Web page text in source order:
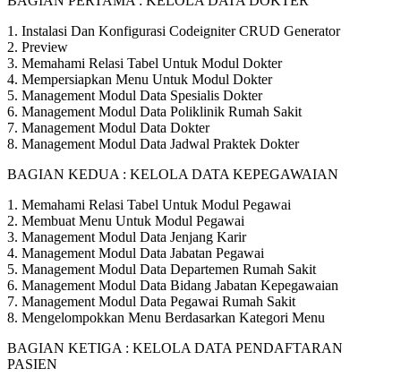
1. Instalasi Dan Konfigurasi Codeigniter CRUD Generator
2. Preview
3. Memahami Relasi Tabel Untuk Modul Dokter
4. Mempersiapkan Menu Untuk Modul Dokter
5. Management Modul Data Spesialis Dokter
6. Management Modul Data Poliklinik Rumah Sakit
7. Management Modul Data Dokter
8. Management Modul Data Jadwal Praktek Dokter
BAGIAN KEDUA : KELOLA DATA KEPEGAWAIAN
1. Memahami Relasi Tabel Untuk Modul Pegawai
2. Membuat Menu Untuk Modul Pegawai
3. Management Modul Data Jenjang Karir
4. Management Modul Data Jabatan Pegawai
5. Management Modul Data Departemen Rumah Sakit
6. Management Modul Data Bidang Jabatan Kepegawaian
7. Management Modul Data Pegawai Rumah Sakit
8. Mengelompokkan Menu Berdasarkan Kategori Menu
BAGIAN KETIGA : KELOLA DATA PENDAFTARAN
PASIEN